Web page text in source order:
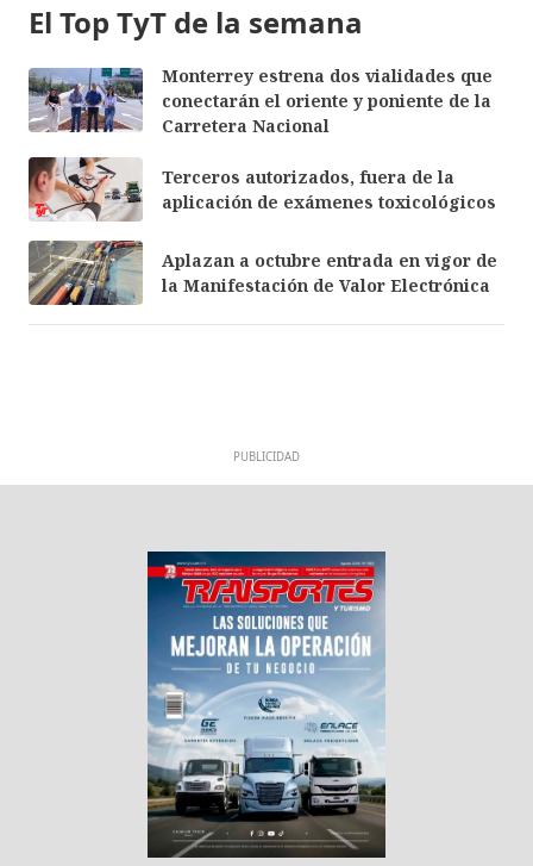
El Top TyT de la semana
Monterrey estrena dos vialidades que
conectarán el oriente y poniente de la
Carretera Nacional
Terceros autorizados, fuera de la
aplicación de exámenes toxicológicos
Aplazan a octubre entrada en vigor de
la Manifestación de Valor Electrónica
PUBLICIDAD